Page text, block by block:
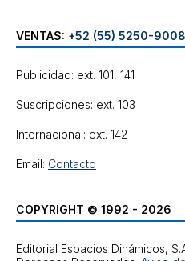
VENTAS: +52 (55) 5250-9008
Publicidad: ext. 101, 141
Suscripciones: ext. 103
Internacional: ext. 142
Email: Contacto
COPYRIGHT © 1992 - 2026
Editorial Espacios Dinámicos,